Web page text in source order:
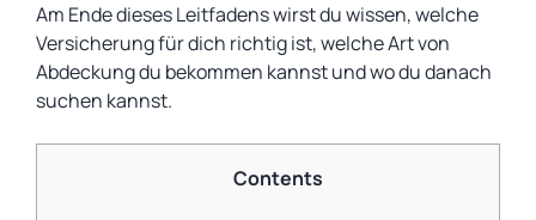
Am Ende dieses Leitfadens wirst du wissen, welche
Versicherung für dich richtig ist, welche Art von
Abdeckung du bekommen kannst und wo du danach
suchen kannst.
Contents